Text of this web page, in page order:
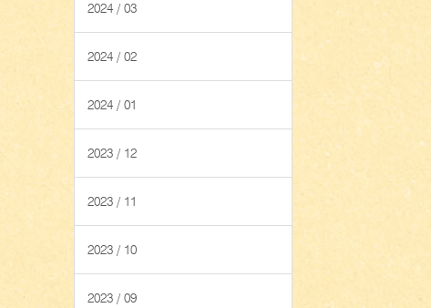
2024 / 03
2024 / 02
2024 / 01
2023 / 12
2023 / 11
2023 / 10
2023 / 09